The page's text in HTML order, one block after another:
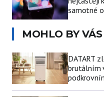
samotné
MOHLO BY
DATART
brutálním